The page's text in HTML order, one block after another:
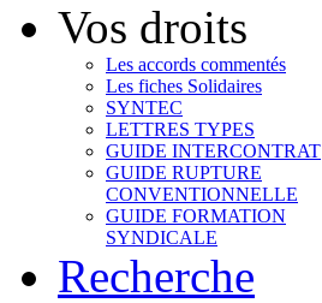
Vos droits
Les accords commentés
Les fiches Solidaires
SYNTEC
LETTRES TYPES
GUIDE INTERCONTRAT
GUIDE RUPTURE
CONVENTIONNELLE
GUIDE FORMATION
SYNDICALE
Recherche